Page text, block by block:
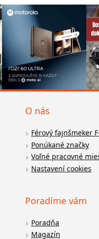
O nás
Férový fajnšmeker
Ponúkané značky
Voľné pracovné
Nastavení cookies
Poradíme vám
Poradňa
Magazín